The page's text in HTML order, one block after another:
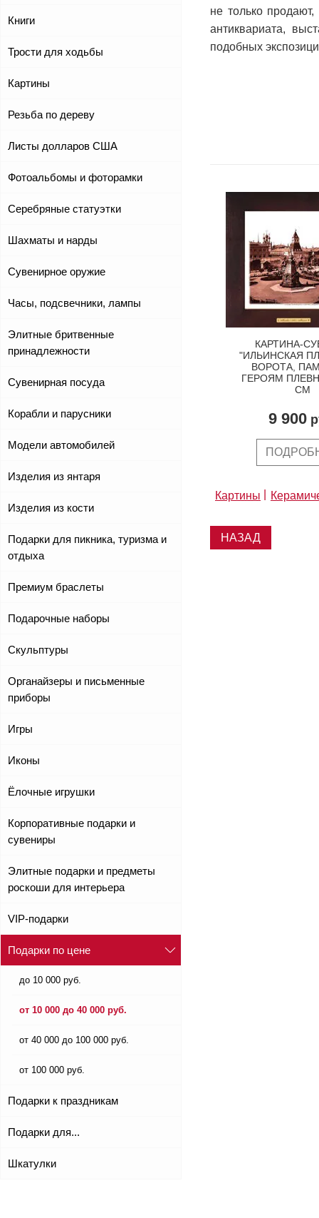
Книги
Трости для ходьбы
Картины
Резьба по дереву
Листы долларов США
Фотоальбомы и фоторамки
Серебряные статуэтки
Шахматы и нарды
Сувенирное оружие
Часы, подсвечники, лампы
Элитные бритвенные
принадлежности
Сувенирная посуда
Корабли и парусники
Модели автомобилей
Изделия из янтаря
Изделия из кости
Подарки для пикника, туризма и
отдыха
Премиум браслеты
Подарочные наборы
Скульптуры
Органайзеры и письменные
приборы
Игры
Иконы
Ёлочные игрушки
Корпоративные подарки и
сувениры
Элитные подарки и предметы
роскоши для интерьера
VIP-подарки
Подарки по цене
до 10 000 руб.
от 10 000 до 40 000 руб.
от 40 000 до 100 000 руб.
от 100 000 руб.
Подарки к праздникам
Подарки для...
Шкатулки
не только
антиквариата,
подобных
КАРТИНА-
"ИЛЬИНСКАЯ
ВОРОТА,
ГЕРОЯМ
СМ
9 900
Картины
НАЗАД